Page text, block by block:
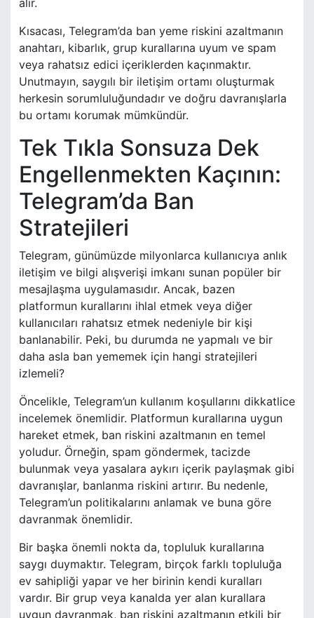
alır.
Kısacası, Telegram’da ban yeme riskini azaltmanın
anahtarı, kibarlık, grup kurallarına uyum ve spam
veya rahatsız edici içeriklerden kaçınmaktır.
Unutmayın, saygılı bir iletişim ortamı oluşturmak
herkesin sorumluluğundadır ve doğru davranışlarla
bu ortamı korumak mümkündür.
Tek Tıkla Sonsuza Dek
Engellenmekten Kaçının:
Telegram’da Ban
Stratejileri
Telegram, günümüzde milyonlarca kullanıcıya anlık
iletişim ve bilgi alışverişi imkanı sunan popüler bir
mesajlaşma uygulamasıdır. Ancak, bazen
platformun kurallarını ihlal etmek veya diğer
kullanıcıları rahatsız etmek nedeniyle bir kişi
banlanabilir. Peki, bu durumda ne yapmalı ve bir
daha asla ban yememek için hangi stratejileri
izlemeli?
Öncelikle, Telegram’un kullanım koşullarını dikkatlice
incelemek önemlidir. Platformun kurallarına uygun
hareket etmek, ban riskini azaltmanın en temel
yoludur. Örneğin, spam göndermek, tacizde
bulunmak veya yasalara aykırı içerik paylaşmak gibi
davranışlar, banlanma riskini artırır. Bu nedenle,
Telegram’un politikalarını anlamak ve buna göre
davranmak önemlidir.
Bir başka önemli nokta da, topluluk kurallarına
saygı duymaktır. Telegram, birçok farklı topluluğa
ev sahipliği yapar ve her birinin kendi kuralları
vardır. Bir grup veya kanalda yer alan kurallara
uygun davranmak, ban riskini azaltmanın etkili bir